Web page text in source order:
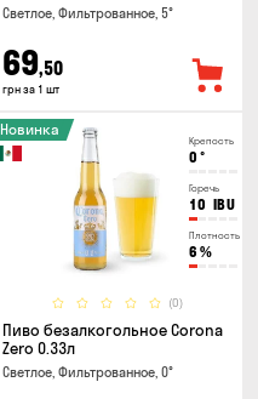
Светлое, Фильтрованное, 5°
69,50
грн за 1 шт
Крепость
0 °
Горечь
10 IBU
Плотность
6 %
(0)
Новинка
Пиво безалкогольное Corona
Zero 0.33л
Светлое, Фильтрованное, 0°